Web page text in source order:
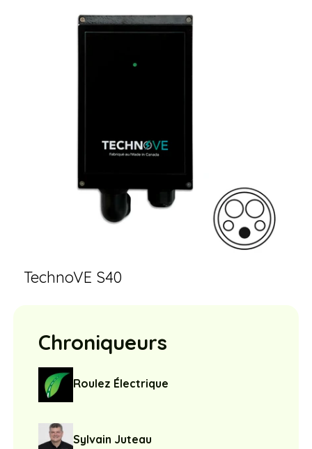
TechnoVE S40
Chroniqueurs
Roulez Électrique
Sylvain Juteau